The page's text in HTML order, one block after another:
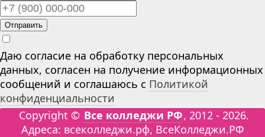
Отправить
Даю согласие на обработку персональных
данных, согласен на получение информационных
сообщений и соглашаюсь с Политикой
конфиденциальности
Copyright © Все колледжи РФ, 2012 - 2026.
Адреса: всеколледжи.рф, ВсеКолледжи.РФ